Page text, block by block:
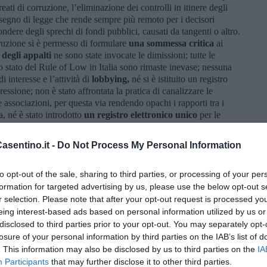
- Do Not Process My Personal Information
opt-out of the sale, sharing to third parties, or processing of your
for targeted advertising by us, please use the below opt-out
selection. Please note that after your opt-out request is processed
interest-based ads based on personal information utilized by us
to third parties prior to your opt-out. You may separately
of your personal information by third parties on the IAB’s list of
This information may also be disclosed by us to third parties on the
Participants that may further disclose it to other third parties.
di corruzione, l’eliminazione dei controlli in itinere degli
di legge che rende sempre più remoto per i decisori
degli sprechi di fondi pubblici, causati da tangenti o altro.
si è permesso di formulare una sommessa critica ai
appalti ne sono state invocate le dimissioni; tutte le
del Rule of Low in Italia sono rimaste inevase; nessuna
interesse e l’attività di lobbying, né si è istituito un registro
non è stato affrontata la pratica di canalizzare le
associazioni, per questa via rendendo opachi i rapporti tra i
né è stato introdotto un registro elettronico unico per le
campagne elettorali.
Italia, Michele Calleri,“In un tempo in cui le guerre e gli
pregiudicando i commerci e le normali migrazioni, qualcuno
tollerabile e che i controlli possano attenuarsi, ma sbaglia
l’integrità delle persone, in ogni epoca e in ogni contesto.
in cima alla loro agenda i temi della trasparenza e della lotta
questioni che continuano ad incidere negativamente
della corruzione nel settore pubblico. Dalle carenze
di interessinei rapporti tra pubblico e privato, alla mancanza
recente sospensione delregistro dei titolari effettiviche